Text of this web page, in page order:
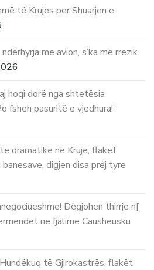
të Krujes per Shuarjen e
me avion, s’ka më rrezik
hoqi dorë nga shtetësia
fsheh pasuritë e vjedhura!
dramatike në Krujë, flakët
digjen disa prej tyre
Dëgjohen thirrje n[
ne fjalime Causheusku
të Gjirokastrës, flakët